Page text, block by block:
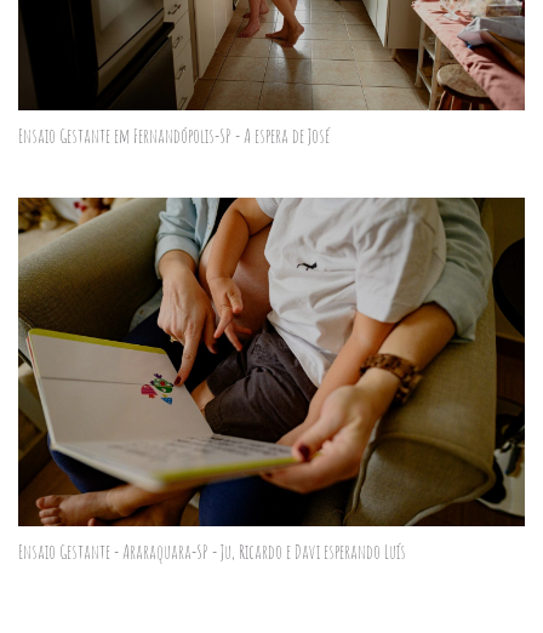
Ensaio Gestante em Fernandópolis-SP - A espera de José
Ensaio Gestante - Araraquara-SP - Ju, Ricardo e Davi esperando Luís